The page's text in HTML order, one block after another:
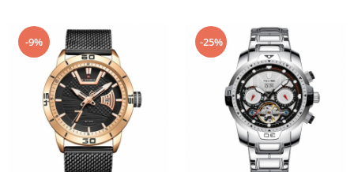
-9% -25%